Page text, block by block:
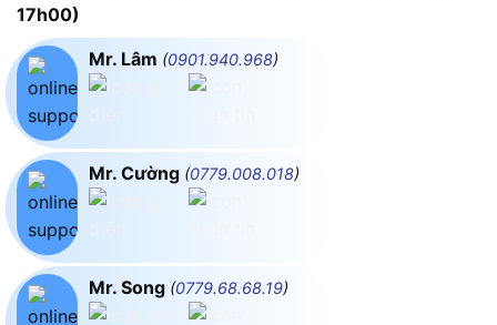
17h00)
Mr. Lâm (0901.940.968)
Mr. Cường (0779.008.018)
Mr. Song (0779.68.68.19)